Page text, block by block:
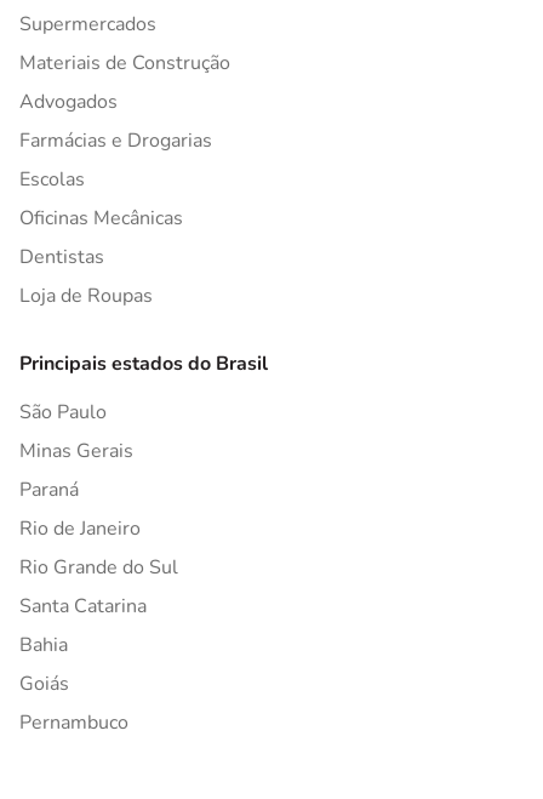
Supermercados
Materiais de Construção
Advogados
Farmácias e Drogarias
Escolas
Oficinas Mecânicas
Dentistas
Loja de Roupas
Principais estados do Brasil
São Paulo
Minas Gerais
Paraná
Rio de Janeiro
Rio Grande do Sul
Santa Catarina
Bahia
Goiás
Pernambuco